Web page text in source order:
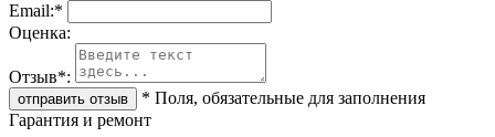
Email:*
Oценка:
Отзыв*:
* Поля, обязательные для заполнения
Гарантия и ремонт